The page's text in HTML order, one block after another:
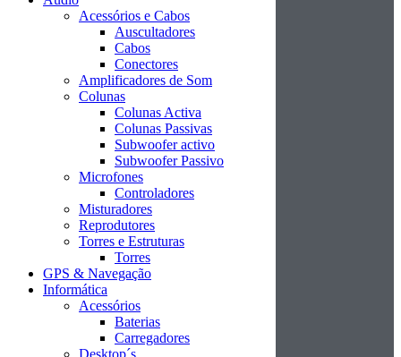
Acessórios e Cabos
Auscultadores
Cabos
Conectores
Amplificadores de Som
Colunas
Colunas Activa
Colunas Passivas
Subwoofer activo
Subwoofer Passivo
Microfones
Controladores
Misturadores
Reprodutores
Torres e Estruturas
Torres
GPS & Navegação
Informática
Acessórios
Baterias
Carregadores
Desktop´s